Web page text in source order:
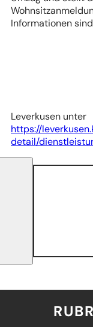
Informationen
Leverkusen unter
https://
detail/
(Öffnet
in